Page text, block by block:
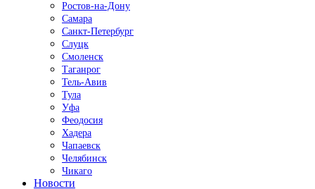
Ростов-на-Дону
Самара
Санкт-Петербург
Слуцк
Смоленск
Таганрог
Тель-Авив
Тула
Уфа
Феодосия
Хадера
Чапаевск
Челябинск
Чикаго
Новости